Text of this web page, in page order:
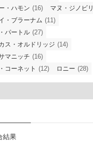
・ハモン (16) マヌ・ジノビリ
・ブラーナム (11)
パートル (27)
ス・オルドリッジ (14)
マニッチ (16)
コーネット (12) ロニー (28)
結果